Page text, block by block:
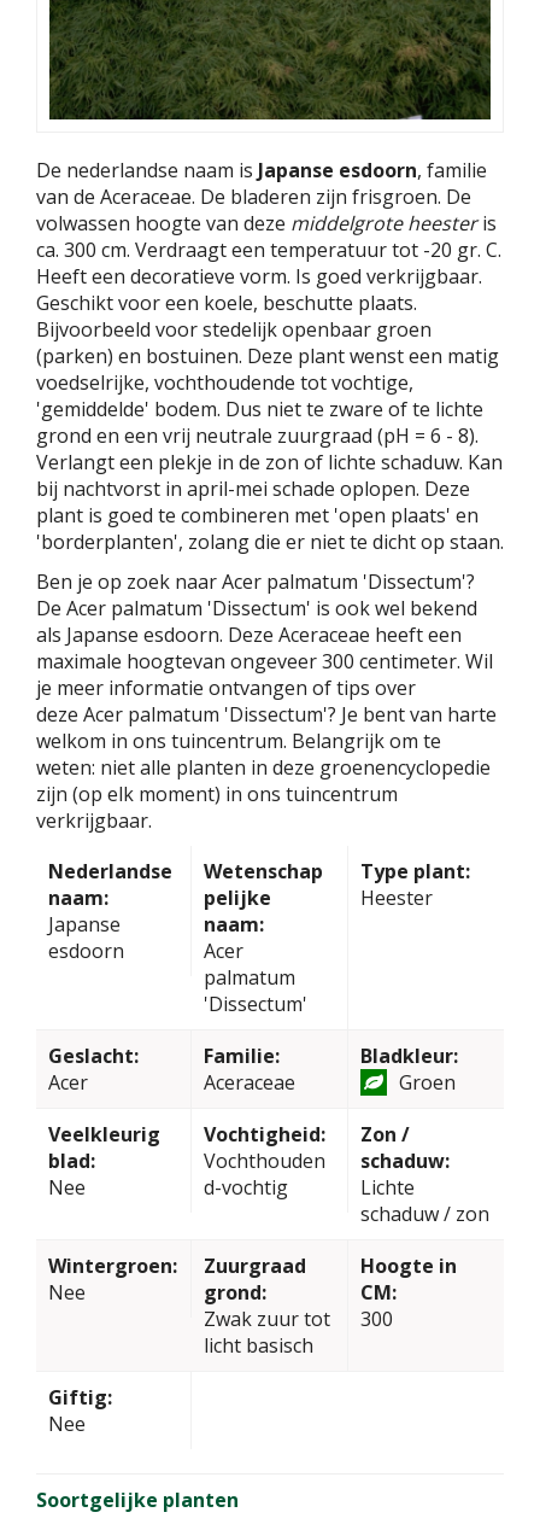
De nederlandse naam is Japanse esdoorn, familie
van de Aceraceae. De bladeren zijn frisgroen. De
volwassen hoogte van deze middelgrote heesteris
ca. 300 cm. Verdraagt een temperatuur tot -20 gr. C.
Heeft een decoratieve vorm. Is goed verkrijgbaar.
Geschikt voor een koele, beschutte plaats.
Bijvoorbeeld voor stedelijk openbaar groen
(parken) en bostuinen. Deze plant wenst een matig
voedselrijke, vochthoudende tot vochtige,
'gemiddelde' bodem. Dus niet te zware of te lichte
grond en een vrij neutrale zuurgraad (pH = 6 - 8).
Verlangt een plekje in de zon of lichte schaduw. Kan
bij nachtvorst in april-mei schade oplopen. Deze
plant is goed te combineren met 'open plaats' en
'borderplanten', zolang die er niet te dicht op staan.
Ben je op zoek naar Acer palmatum 'Dissectum'?
De Acer palmatum 'Dissectum' is ook wel bekend
als Japanse esdoorn. Deze Aceraceae heeft een
maximale hoogtevan ongeveer 300 centimeter. Wil
je meer informatie ontvangen of tips over
deze Acer palmatum 'Dissectum'? Je bent van harte
welkom in ons tuincentrum. Belangrijk om te
weten: niet alle planten in deze groenencyclopedie
zijn (op elk moment) in ons tuincentrum
verkrijgbaar.
Nederlandse
naam:
Japanse
esdoorn
Wetenschap
pelijke
naam:
Acer
palmatum
'Dissectum'
Type plant:
Heester
Geslacht:
Acer
Familie:
Aceraceae
Bladkleur:
Groen
Veelkleurig
blad:
Nee
Vochtigheid:
Vochthouden
d-vochtig
Zon /
schaduw:
Lichte
schaduw / zon
Wintergroen:
Nee
Zuurgraad
grond:
Zwak zuur tot
licht basisch
Hoogte in
CM:
300
Giftig:
Nee
Soortgelijke planten